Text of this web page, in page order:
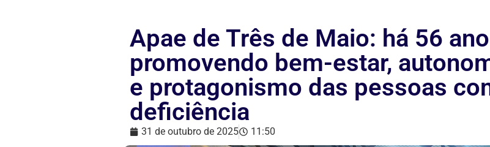
Apae de Três de Maio: há 56
promovendo bem-estar,
e protagonismo das pessoas
deficiência
31 de outubro de 2025 11:50